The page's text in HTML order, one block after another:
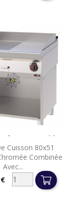
Cuisson 80x51
Combinée
Avec...
Aperçu rapide